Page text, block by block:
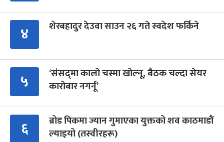
४ शेरबहादुर देउवा साउन २६ गते स्वदेश फर्किने
५
‘संसद्‍मा कालो चस्मा खोल्नू, बैठक चल्दा सेयर
कारोबार नगर्नू’
६
ब्रोड पिकमा ज्यान गुमाएका युक्तको शव काठमाडौं
ल्याइयो (तस्वीरहरू)